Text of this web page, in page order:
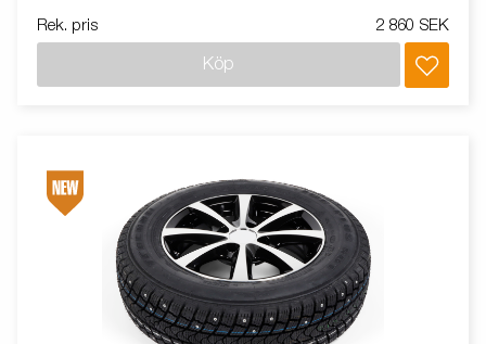
Rek. pris 2 860 SEK
Köp